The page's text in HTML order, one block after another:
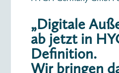
„Digitale
ab jetzt in
Definition.
Wir bringen